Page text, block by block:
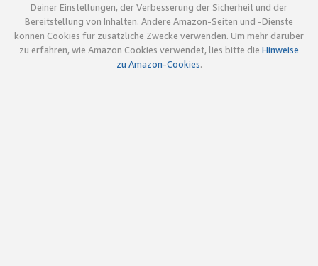
Deiner Einstellungen, der Verbesserung der Sicherheit und der
Bereitstellung von Inhalten. Andere Amazon-Seiten und -Dienste
können Cookies für zusätzliche Zwecke verwenden. Um mehr darüber
zu erfahren, wie Amazon Cookies verwendet, lies bitte die Hinweise
zu Amazon-Cookies.